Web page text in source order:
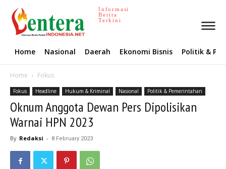
Informasi
Berita
Terkini
Home Nasional Daerah Ekonomi Bisnis Politik &
Home Fokus
Fokus Headline Hukum & Kriminal Nasional Politik & Pemerintahan
Oknum Anggota Dewan Pers Dipolisikan
Warnai HPN 2023
By Redaksi - 8 February 2023